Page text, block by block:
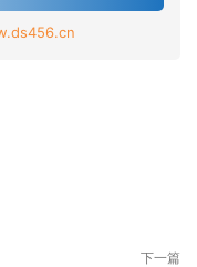
下一篇